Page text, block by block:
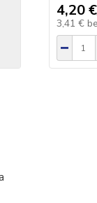
4,20 €
3,41 €